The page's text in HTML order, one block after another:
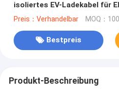
isoliertes EV-Ladekabel für
Preis：Verhandelbar MOQ：
Bestpreis
Produkt-Beschreibung